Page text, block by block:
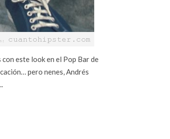
este look en el Pop Bar de
pero nenes, Andrés